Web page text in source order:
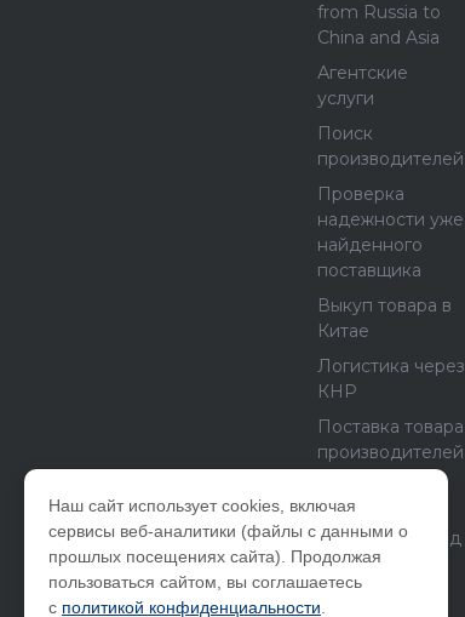
Наш сайт использует cookies, включая
сервисы веб-аналитики (файлы с данными о
прошлых посещениях сайта). Продолжая
пользоваться сайтом, вы соглашаетесь
с политикой конфиденциальности
from Russia to
China and Asia
Агентские
услуги
Поиск
производителей
Проверка
надежности уже
найденного
поставщика
Выкуп товара в
Китае
Логистика через
КНР
Поставка товара
производителей
США
Бетонный завод
как бизнес